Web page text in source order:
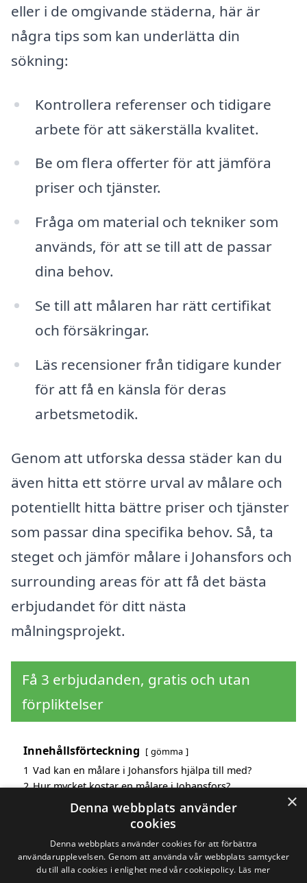
eller i de omgivande städerna, här är
några tips som kan underlätta din
sökning:
Kontrollera referenser och tidigare
arbete för att säkerställa kvalitet.
Be om flera offerter för att jämföra
priser och tjänster.
Fråga om material och tekniker som
används, för att se till att de passar
dina behov.
Se till att målaren har rätt certifikat
och försäkringar.
Läs recensioner från tidigare kunder
för att få en känsla för deras
arbetsmetodik.
Genom att utforska dessa städer kan du
även hitta ett större urval av målare och
potentiellt hitta bättre priser och tjänster
som passar dina specifika behov. Så, ta
steget och jämför målare i Johansfors och
surrounding areas för att få det bästa
erbjudandet för ditt nästa
målningsprojekt.
Få 3 erbjudanden, gratis och utan
förpliktelser
Innehållsförteckning gömma
1 Vad kan en målare i Johansfors hjälpa till med?
2 Hur mycket kostar en målare i Johansfors?
Fördelar med att välja målare i Johansfors
Sök efter en skicklig målare i de omgivande städerna
×
Denna webbplats använder
cookies
Denna webbplats använder cookies för att förbättra
användarupplevelsen. Genom att använda vår webbplats samtycker
du till alla cookies i enlighet med vår cookiepolicy. Läs mer